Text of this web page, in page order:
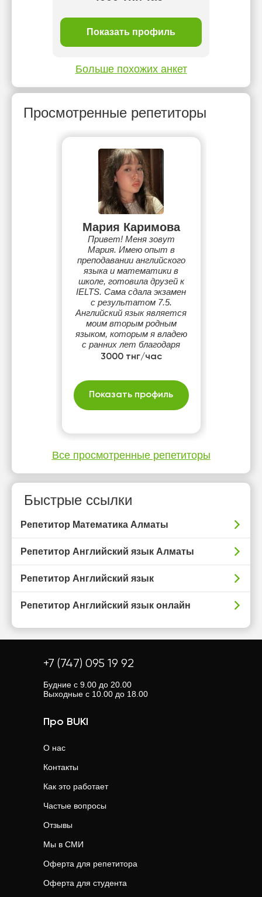
Показать профиль
Больше похожих анкет
Просмотренные репетиторы
Мария Каримова
Привет! Меня зовут
Мария. Имею опыт в
преподавании английского
языка и математики в
школе, готовила друзей к
IELTS. Сама сдала экзамен
с результатом 7.5.
Английский язык является
моим вторым родным
языком, которым я владею
с ранних лет благодаря
англоязычному окружению.
3000 тнг/час
Показать профиль
Все просмотренные репетиторы
Быстрые ссылки
Репетитор Математика Алматы
Репетитор Английский язык Алматы
Репетитор Английский язык
Репетитор Английский язык онлайн
+7 (747) 095 19 92
Будние с 9.00 до 20.00
Выходные с 10.00 до 18.00
Про BUKI
О нас
Контакты
Как это работает
Частые вопросы
Отзывы
Мы в СМИ
Оферта для репетитора
Оферта для студента